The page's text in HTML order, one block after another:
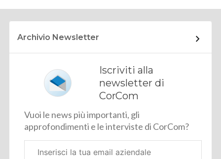
Archivio Newsletter
Iscriviti alla
newsletter di
CorCom
Vuoi le news più importanti, gli
approfondimenti e le interviste di CorCom?
aziendale